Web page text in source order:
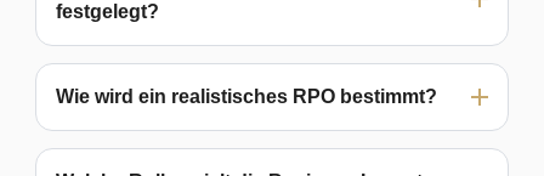
festgelegt?
Wie wird ein realistisches RPO bestimmt?